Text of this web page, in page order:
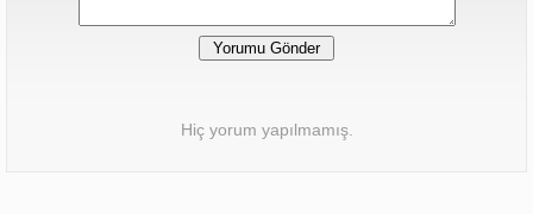
Hiç yorum yapılmamış.